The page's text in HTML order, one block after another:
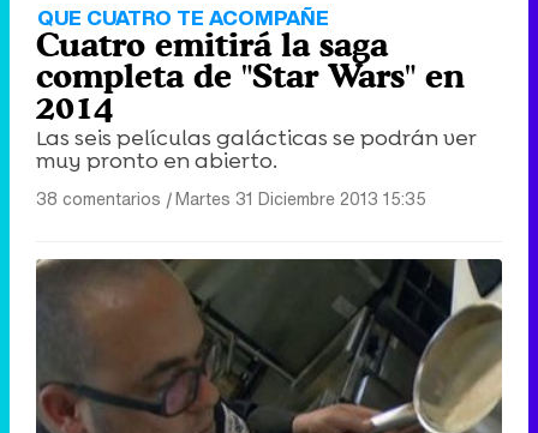
Tráiler de la tercera temporada de 'The Walking Dead: Dead City' de AMC+
Canción ganadora de Eurovisión 2026: DARA con "Bangaranga" por Bulgaria
QUE CUATRO TE ACOMPAÑE
Cuatro emitirá la saga
completa de "Star Wars" en
2014
Las seis películas galácticas se podrán ver
muy pronto en abierto.
38 comentarios |Martes 31 Diciembre 2013 15:35